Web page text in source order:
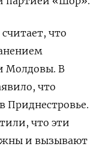
что
Молдовы. В
что
Приднестровье.
что эти
и вызывают